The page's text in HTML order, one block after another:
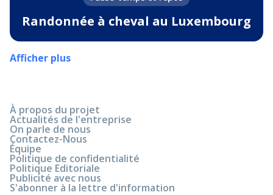
Randonnée à cheval au Luxembourg
Afficher plus
À propos du projet
Actualités de l'entreprise
On parle de nous
Contactez-Nous
Équipe
Politique de confidentialité
Politique Editoriale
Publicité avec nous
S'abonner à la lettre d'information